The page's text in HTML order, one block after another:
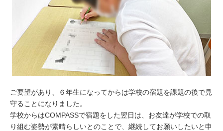
ご要望があり、６年生になってからは学校の宿題を課題の後で見
守ることになりました。
学校からはCOMPASSで宿題をした翌日は、お友達が学校での取
り組む姿勢が素晴らしいとのことで、継続してお願いしたいと申